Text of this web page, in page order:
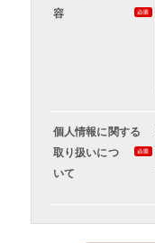
容
個人情報に関する
取り扱いにつ
いて